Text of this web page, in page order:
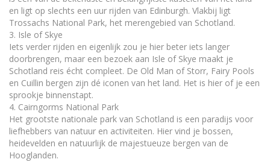
en ligt op slechts een uur rijden van Edinburgh. Vlakbij ligt
Trossachs National Park, het merengebied van Schotland.
3. Isle of Skye
Iets verder rijden en eigenlijk zou je hier beter iets langer
doorbrengen, maar een bezoek aan Isle of Skye maakt je
Schotland reis écht compleet. De Old Man of Storr, Fairy Pools
en Cuillin bergen zijn dé iconen van het land. Het is hier of je een
sprookje binnenstapt.
4. Cairngorms National Park
Het grootste nationale park van Schotland is een paradijs voor
liefhebbers van natuur en activiteiten. Hier vind je bossen,
heidevelden en natuurlijk de majestueuze bergen van de
Hooglanden.